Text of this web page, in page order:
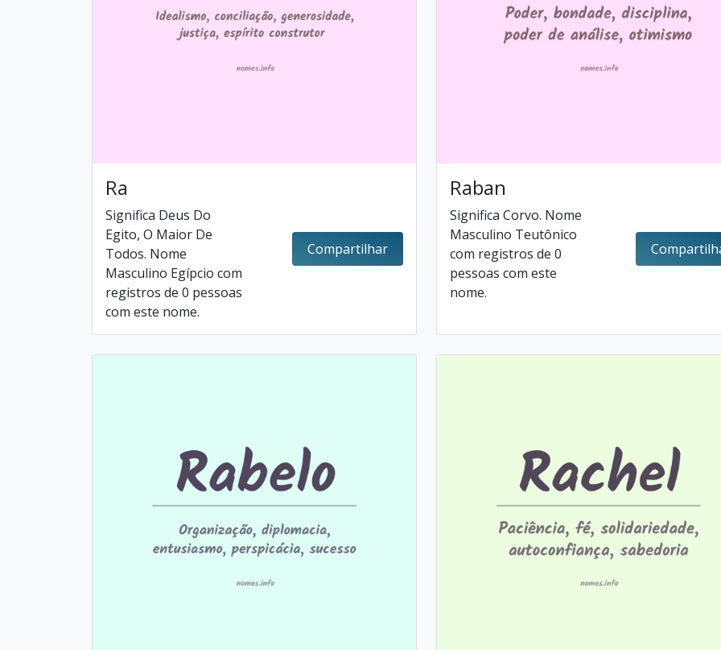
Ra
Significa Deus Do
Egito, O Maior De
Todos. Nome
Masculino Egípcio com
registros de 0 pessoas
com este nome.
Compartilhar
Raban
Significa Corvo. Nome
Masculino Teutônico
com registros de 0
pessoas com este
nome.